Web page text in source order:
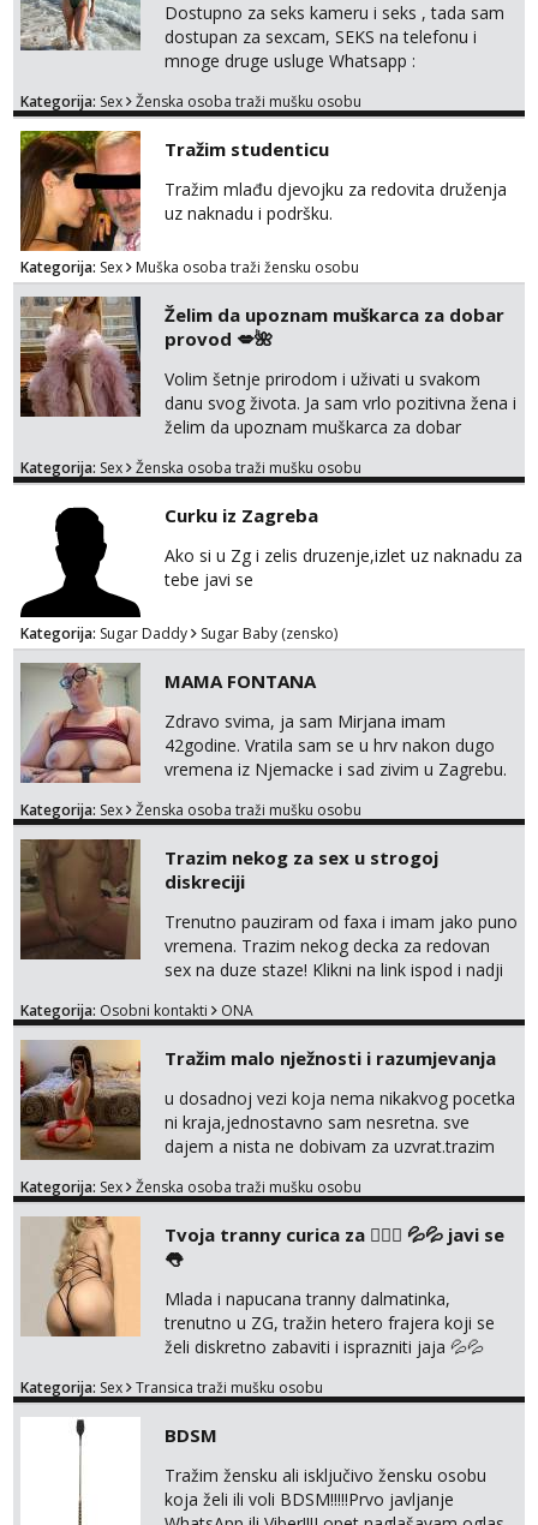
Dostupno za seks kameru i seks , tada sam
dostupan za sexcam, SEKS na telefonu i
mnoge druge usluge Whatsapp :
Usluga pratnje dostupna čak i bez kondoma.
nezaboravna iskustva. Senzualno i
zavodljivo… Čekam da vas osobno uvjerim.
😘❤️ Prepustite se strašću i ekstazi prekrasne
brinete, vrlo senzualne i osjetljive. 😍😍 Ov...
Kategorija: Sex Ženska osoba traži mušku osobu
Tražim studenticu
Tražim mlađu djevojku za redovita druženja
uz naknadu i podršku.
Kategorija: Sex Muška osoba traži žensku osobu
Želim da upoznam muškarca za dobar
provod 💋🌺
Volim šetnje prirodom i uživati u svakom
danu svog života. Ja sam vrlo pozitivna žena i
želim da upoznam muškarca za dobar
na link ispod i nadji me tamo, cekam te!
Kategorija: Sex Ženska osoba traži mušku osobu
Curku iz Zagreba
Ako si u Zg i zelis druzenje,izlet uz naknadu za
tebe javi se
Kategorija: Sugar Daddy Sugar Baby (zensko)
MAMA FONTANA
Zdravo svima, ja sam Mirjana imam
42godine. Vratila sam se u hrv nakon dugo
vremena iz Njemacke i sad zivim u Zagrebu.
fistinga, prskanja, pusenja i guranja dilda,
raditi u javnosti na poslu ;) Radim
videopozive i dopisivanja u kojem
razmjenimo slike, video, glasovne...
Prodajem i svoj donji ves a ako mogu isp...
Kategorija: Sex Ženska osoba traži mušku osobu
Trazim nekog za sex u strogoj
diskreciji
Trenutno pauziram od faxa i imam jako puno
vremena. Trazim nekog decka za redovan
sex na duze staze! Klikni na link ispod i nadji
Kategorija: Osobni kontakti ONA
Tražim malo nježnosti i razumjevanja
u dosadnoj vezi koja nema nikakvog pocetka
ni kraja,jednostavno sam nesretna. sve
dajem a nista ne dobivam za uzvrat.trazim
trazim puno samo malo njeznosti i
poljupce po tijelu koji me jako
pale,obozavam kad muskarac preuzme
kontrolu . javi se :) Klikni na link ispod i nadji
me tamo, cekam te!
Kategorija: Sex Ženska osoba traži mušku osobu
Tvoja tranny curica za 👉🏻🍑 💦💦 javi se
👅
Mlada i napucana tranny dalmatinka,
trenutno u ZG, tražin hetero frajera koji se
želi diskretno zabaviti i isprazniti jaja 💦💦
Jako držin do sebe, NE naplaćujen. Zabavljan
dostupna jer mi je ovo samo povremena
zabava. Ulovi me, uživati ćeš 😉 Moje slike
vidiš, uživo san još bolja, bez neugodnih izn...
Kategorija: Sex Transica traži mušku osobu
BDSM
Tražim žensku ali isključivo žensku osobu
koja želi ili voli BDSM!!!!!Prvo javljanje